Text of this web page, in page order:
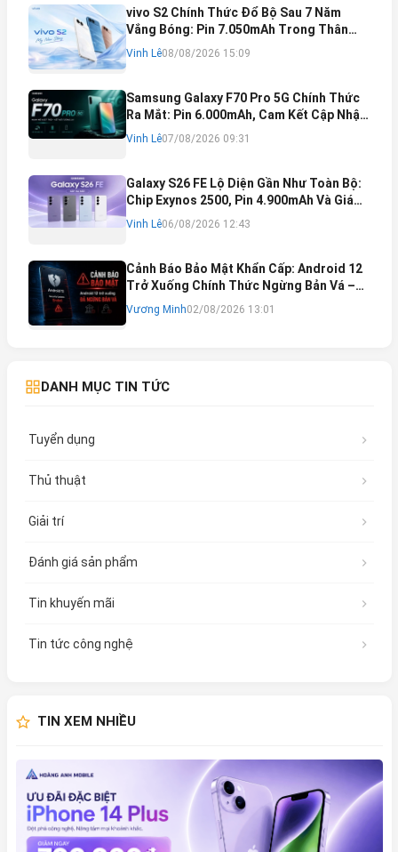
vivo S2 Chính Thức Đổ Bộ Sau 7 Năm
Vắng Bóng: Pin 7.050mAh Trong Thân
Máy Mỏng Nhẹ Khó Tin
Vinh Lê08/08/2026 15:09
Samsung Galaxy F70 Pro 5G Chính Thức
Ra Mắt: Pin 6.000mAh, Cam Kết Cập Nhật
Phần Mềm 6 Năm
Vinh Lê07/08/2026 09:31
Galaxy S26 FE Lộ Diện Gần Như Toàn Bộ:
Chip Exynos 2500, Pin 4.900mAh Và Giá
Bán Dự Kiến
Vinh Lê06/08/2026 12:43
Cảnh Báo Bảo Mật Khẩn Cấp: Android 12
Trở Xuống Chính Thức Ngừng Bản Vá –
Rủi Ro Mất Tài Khoản Ngân Hàng & Cách
Khắc Phục
Vương Minh02/08/2026 13:01
DANH MỤC TIN TỨC
Tuyển dụng
Thủ thuật
Giải trí
Đánh giá sản phẩm
Tin khuyến mãi
Tin tức công nghệ
TIN XEM NHIỀU